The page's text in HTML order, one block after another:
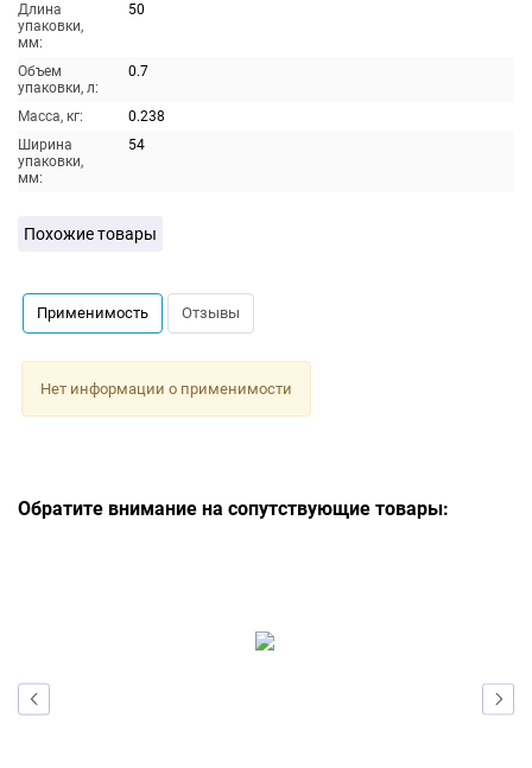
Длина
упаковки,
мм:
50
Объем
упаковки, л:
0.7
Масса, кг:
0.238
Ширина
упаковки,
мм:
54
Похожие товары
Применимость Отзывы
Нет информации о применимости
Обратите внимание на сопутствующие товары: